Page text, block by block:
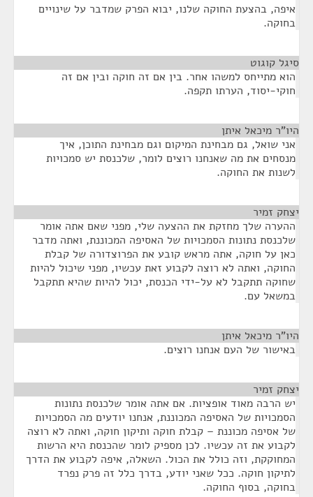
איפה, בהצעת החוקה שלנו, יבוא הפרק שמדבר על שינויים
בחוקה.
סיגל קוגוט
הוא מתייחס למשהו אחר. בין אם זה חוקה ובין אם זה
חוקי-יסוד, הערתו תקפה.
היו"ר מיכאל איתן
אני שואל, גם מבחינת המיקום וגם מבחינת התוכן, איך
מנסחים את מה שאנחנו רוצים לומר, שלכנסת יש סמכויות
לשנות את החוקה.
יצחק זמיר
ההערה שלך מחזקת את ההצעה שלי, מפני שאם אתה אומר
שלכנסת נתונות הסמכויות של האסיפה המכוננת, ואתה מדבר
כאן על חוקה, אתה מראש קובע את הפרוצדורה של קבלת
החוקה, ואתה לא רוצה לקבוע זאת עכשיו, מפני שיכול להיות
שחוקה תתקבל לא על-ידי הכנסת, יכול להיות שהיא תתקבל
במשאל עם.
היו"ר מיכאל איתן
באישור של העם אנחנו רוצים.
יצחק זמיר
יש הרבה מאוד אופציות. אם אתה אומר שלכנסת נתונות
הסמכויות של האסיפה המכוננת, אנחנו יודעים מה הסמכויות
של אסיפה מכוננת – קבלת חוקה ותיקון חוקה, ואתה לא רוצה
לקבוע את זה עכשיו. לכן מספיק לומר שהכנסת היא הרשות
המחוקקת, וזה כולל את הכול. השאלה, איפה לקבוע את הדרך
לתיקון חוקה. ככל שאני יודע, בדרך כלל זה פרק נפרד
בחוקה, בסוף החוקה.